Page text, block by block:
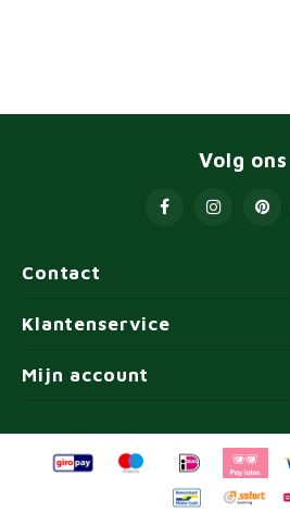
Contact
Volg ons
Klantenservice
Mijn account